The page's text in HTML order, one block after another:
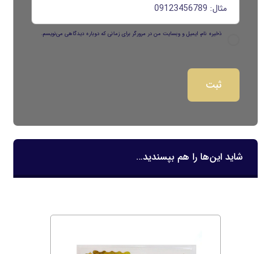
ذخیره نام، ایمیل و وبسایت من در مرورگر برای زمانی که دوباره دیدگاهی می‌نویسم.
شاید این‌ها را هم بپسندید…